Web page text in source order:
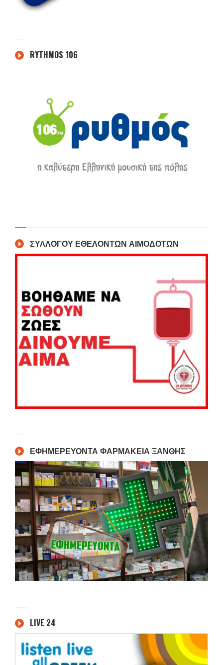
RYTHMOS 106
ΣΥΛΛΟΓΟΥ ΕΘΕΛΟΝΤΩΝ ΑΙΜΟΔΟΤΩΝ
ΕΦΗΜΕΡΕΥΟΝΤΑ ΦΑΡΜΑΚΕΙΑ ΞΑΝΘΗΣ
LIVE 24